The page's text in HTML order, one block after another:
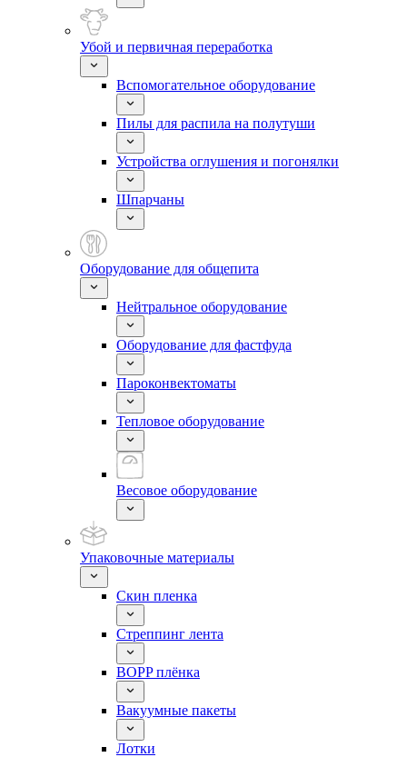
Убой и первичная переработка
Вспомогательное оборудование
Пилы для распила на полутуши
Устройства оглушения и погонялки
Шпарчаны
Оборудование для общепита
Нейтральное оборудование
Оборудование для фастфуда
Пароконвектоматы
Тепловое оборудование
Весовое оборудование
Упаковочные материалы
Скин пленка
Стреппинг лента
BOPP плёнка
Вакуумные пакеты
Лотки